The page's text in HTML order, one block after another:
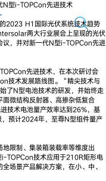
N型i-TOPCon先进技术
2023 H1国际光伏系统技术趋势
两大行业展会上呈现的光伏
议，并对新一代N型i-TOPCon先进
先进技术，在本次研讨会
技术发展路线图。“精尖技术与
了N型电池技术的研发，并始终走
微结构反射器、高掺杂低复合
技术电池量产效率达到26%，基
预计2024年，至尊N型组件量产
限制、集装箱装载率等维度出
i-TOPCon技术应用于210R矩形电
场景产品解决方案，在小、中、